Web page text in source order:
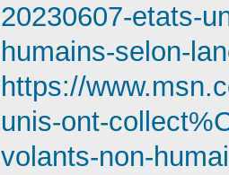
20230607-etats-
humains-selon-
https://
unis-ont-
volants-non-